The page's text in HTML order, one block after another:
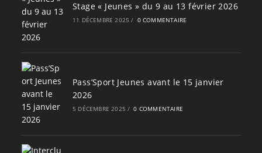
Stage « Jeunes » du 9 au 13 février 2026
11 DÉCEMBRE 2025 / 0 COMMENTAIRE
Pass’Sport Jeunes avant le 15 janvier
2026
5 DÉCEMBRE 2025 / 0 COMMENTAIRE